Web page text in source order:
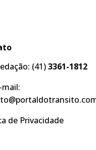
(41)3361-1812
de Privacidade